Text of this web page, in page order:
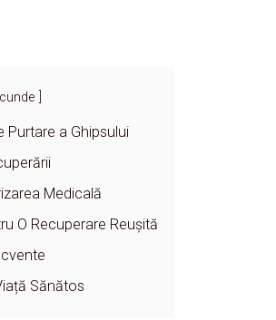
Purtare a Ghipsului
Medicală
O Recuperare Reușită
Sănătos